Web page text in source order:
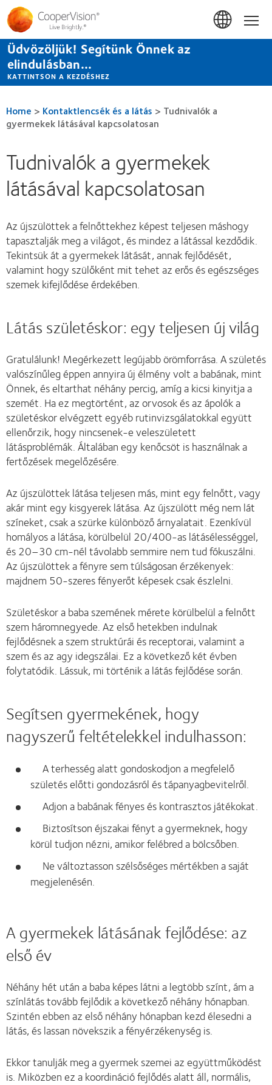
Ugrás
tartalomra
Üdvözöljük! Segítünk Önnek az
elindulásban...
KATTINTSON A KEZDÉSHEZ
Home > Kontaktlencsék és a látás > Tudnivalók a
gyermekek látásával kapcsolatosan
Tudnivalók a gyermekek
látásával kapcsolatosan
Az újszülöttek a felnőttekhez képest teljesen máshogy
tapasztalják meg a világot, és mindez a látással kezdődik.
Tekintsük át a gyermekek látását, annak fejlődését,
valamint hogy szülőként mit tehet az erős és egészséges
szemek kifejlődése érdekében.
Látás születéskor: egy teljesen új világ
Gratulálunk! Megérkezett legújabb örömforrása. A születés
valószínűleg éppen annyira új élmény volt a babának, mint
Önnek, és eltarthat néhány percig, amíg a kicsi kinyitja a
szemét. Ha ez megtörtént, az orvosok és az ápolók a
születéskor elvégzett egyéb rutinvizsgálatokkal együtt
ellenőrzik, hogy nincsenek-e veleszületett
látásproblémák. Általában egy kenőcsöt is használnak a
fertőzések megelőzésére.
Az újszülöttek látása teljesen más, mint egy felnőtt, vagy
akár mint egy kisgyerek látása. Az újszülött még nem lát
színeket, csak a szürke különböző árnyalatait. Ezenkívül
homályos a látása, körülbelül 20/400-as látásélességgel,
és 20–30 cm-nél távolabb semmire nem tud fókuszálni.
Az újszülöttek a fényre sem túlságosan érzékenyek:
majdnem 50-szeres fényerőt képesek csak észlelni.
Születéskor a baba szemének mérete körülbelül a felnőtt
szem háromnegyede. Az első hetekben indulnak
fejlődésnek a szem struktúrái és receptorai, valamint a
szem és az agy idegszálai. Ez a következő két évben
folytatódik. Lássuk, mi történik a látás fejlődése során.
Segítsen gyermekének, hogy
nagyszerű feltételekkel indulhasson:
A terhesség alatt gondoskodjon a megfelelő
születés előtti gondozásról és tápanyagbevitelről.
Adjon a babának fényes és kontrasztos játékokat.
Biztosítson éjszakai fényt a gyermeknek, hogy
körül tudjon nézni, amikor felébred a bölcsőben.
Ne változtasson szélsőséges mértékben a saját
megjelenésén.
A gyermekek látásának fejlődése: az
első év
Néhány hét után a baba képes látni a legtöbb színt, ám a
színlátás tovább fejlődik a következő néhány hónapban.
Szintén ebben az első néhány hónapban kezd élesedni a
látás, és lassan növekszik a fényérzékenység is.
Ekkor tanulják meg a gyermek szemei az együttműködést
is. Miközben ez a koordináció fejlődés alatt áll, normális,